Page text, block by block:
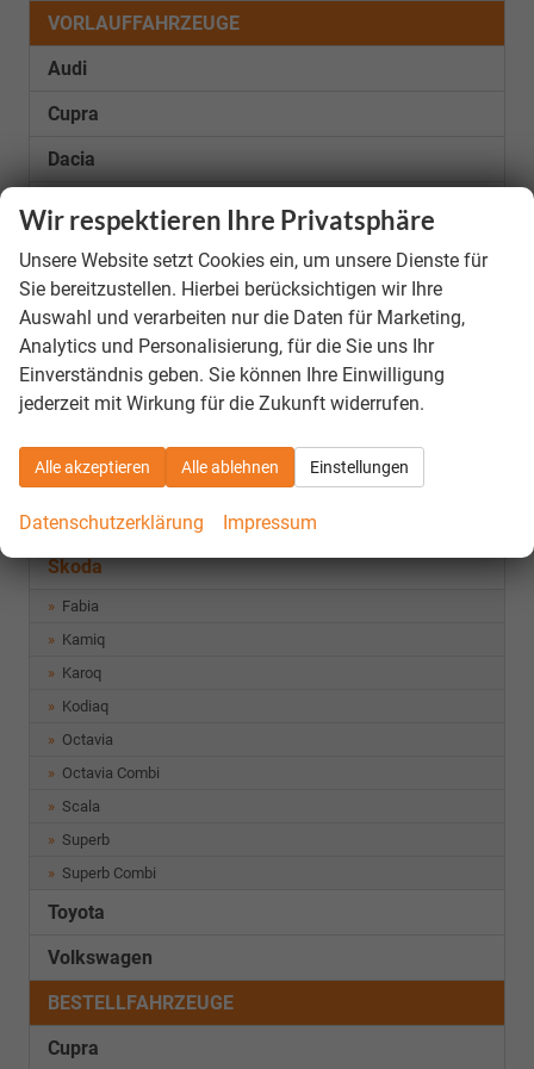
VORLAUFFAHRZEUGE
Audi
Cupra
Dacia
Fiat
Ford
Hyundai
Kia
Nissan
Peugeot
Seat
Skoda
Fabia
Kamiq
Karoq
Kodiaq
Octavia
Octavia Combi
Scala
Superb
Superb Combi
Toyota
Volkswagen
BESTELLFAHRZEUGE
Cupra
Wir respektieren Ihre Privatsphäre
Unsere Website setzt Cookies ein, um unsere Dienste für
Sie bereitzustellen. Hierbei berücksichtigen wir Ihre
Auswahl und verarbeiten nur die Daten für Marketing,
Analytics und Personalisierung, für die Sie uns Ihr
Einverständnis geben. Sie können Ihre Einwilligung
jederzeit mit Wirkung für die Zukunft widerrufen.
Alle akzeptieren Alle ablehnen Einstellungen
Datenschutzerklärung Impressum